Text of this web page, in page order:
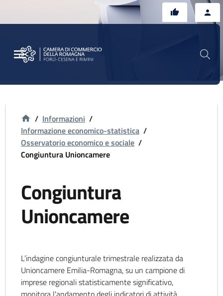
/ Informazioni /
Informazione economico-statistica /
Osservatorio economico e sociale /
Congiuntura Unioncamere
Congiuntura
Unioncamere
L’indagine congiunturale trimestrale realizzata da
Unioncamere Emilia-Romagna, su un campione di
imprese regionali statisticamente significativo,